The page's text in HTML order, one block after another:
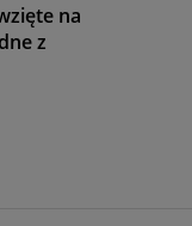
na
z